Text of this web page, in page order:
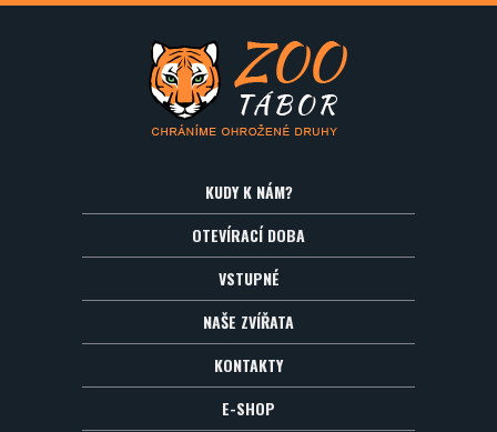
KUDY K NÁM?
OTEVÍRACÍ DOBA
VSTUPNÉ
NAŠE ZVÍŘATA
KONTAKTY
E-SHOP